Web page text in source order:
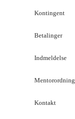
Kontingent
Betalinger
Indmeldelse
Mentorordning
Kontakt